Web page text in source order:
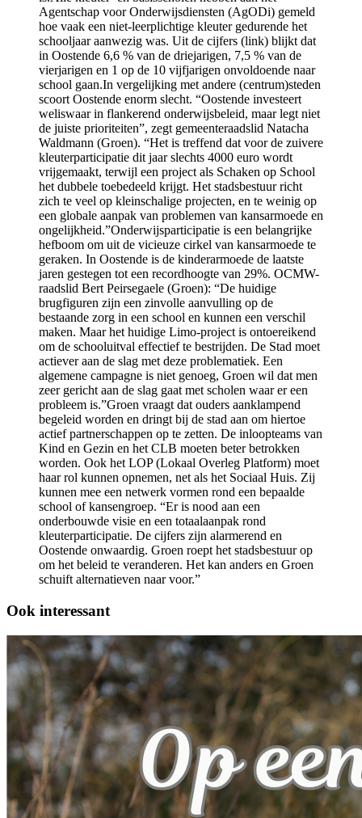
Agentschap voor Onderwijsdiensten (AgODi) gemeld
hoe vaak een niet-leerplichtige kleuter gedurende het
schooljaar aanwezig was. Uit de cijfers (link) blijkt dat
in Oostende 6,6 % van de driejarigen, 7,5 % van de
vierjarigen en 1 op de 10 vijfjarigen onvoldoende naar
school gaan.In vergelijking met andere (centrum)steden
scoort Oostende enorm slecht. “Oostende investeert
weliswaar in flankerend onderwijsbeleid, maar legt niet
de juiste prioriteiten”, zegt gemeenteraadslid Natacha
Waldmann (Groen). “Het is treffend dat voor de zuivere
kleuterparticipatie dit jaar slechts 4000 euro wordt
vrijgemaakt, terwijl een project als Schaken op School
het dubbele toebedeeld krijgt. Het stadsbestuur richt
zich te veel op kleinschalige projecten, en te weinig op
een globale aanpak van problemen van kansarmoede en
ongelijkheid.”Onderwijsparticipatie is een belangrijke
hefboom om uit de vicieuze cirkel van kansarmoede te
geraken. In Oostende is de kinderarmoede de laatste
jaren gestegen tot een recordhoogte van 29%. OCMW-
raadslid Bert Peirsegaele (Groen): “De huidige
brugfiguren zijn een zinvolle aanvulling op de
bestaande zorg in een school en kunnen een verschil
maken. Maar het huidige Limo-project is ontoereikend
om de schooluitval effectief te bestrijden. De Stad moet
actiever aan de slag met deze problematiek. Een
algemene campagne is niet genoeg, Groen wil dat men
zeer gericht aan de slag gaat met scholen waar er een
probleem is.”Groen vraagt dat ouders aanklampend
begeleid worden en dringt bij de stad aan om hiertoe
actief partnerschappen op te zetten. De inloopteams van
Kind en Gezin en het CLB moeten beter betrokken
worden. Ook het LOP (Lokaal Overleg Platform) moet
haar rol kunnen opnemen, net als het Sociaal Huis. Zij
kunnen mee een netwerk vormen rond een bepaalde
school of kansengroep. “Er is nood aan een
onderbouwde visie en een totaalaanpak rond
kleuterparticipatie. De cijfers zijn alarmerend en
Oostende onwaardig. Groen roept het stadsbestuur op
om het beleid te veranderen. Het kan anders en Groen
schuift alternatieven naar voor.”
Ook interessant